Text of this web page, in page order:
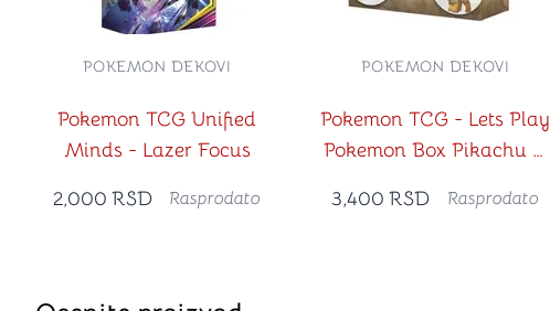
Pokemon TCG Unified
Minds - Lazer Focus
POKEMON DEKOVI
2,000 RSD Rasprodato
Pokemon TCG - Lets Play
Pokemon Box Pikachu &
POKEMON DEKOVI
3,400 RSD Rasprodato